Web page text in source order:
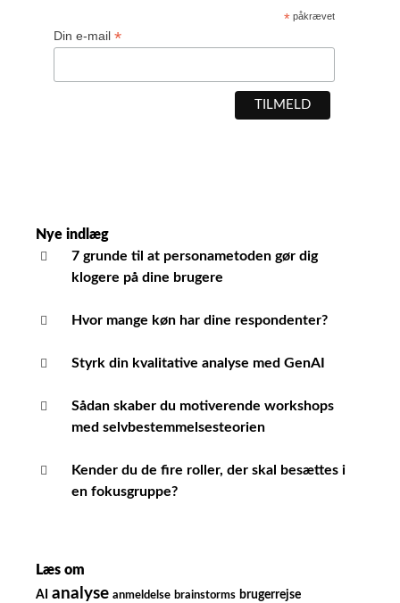
*påkrævet
Din e-mail *
Nye indlæg
7 grunde til at personametoden gør dig
klogere på dine brugere
Hvor mange køn har dine respondenter?
Styrk din kvalitative analyse med GenAI
Sådan skaber du motiverende workshops
med selvbestemmelsesteorien
Kender du de fire roller, der skal besættes i
en fokusgruppe?
Læs om
AI analyse anmeldelse brainstorms brugerrejse